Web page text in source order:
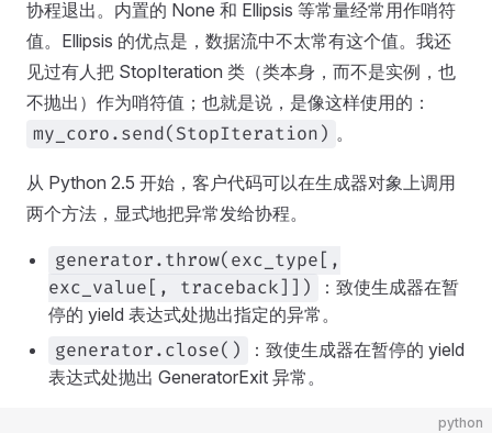
协程退出。内置的 None 和 Ellipsis 等常量经常用作哨符
值。Ellipsis 的优点是，数据流中不太常有这个值。我还
见过有人把 StopIteration 类（类本身，而不是实例，也
不抛出）作为哨符值；也就是说，是像这样使用的：
my_coro.send(StopIteration) 。
从 Python 2.5 开始，客户代码可以在生成器对象上调用
两个方法，显式地把异常发给协程。
generator.throw(exc_type[,
exc_value[, traceback]])
：致使生成器在暂
停的 yield 表达式处抛出指定的异常。
generator.close()
：致使生成器在暂停的 yield
表达式处抛出 GeneratorExit 异常。
python